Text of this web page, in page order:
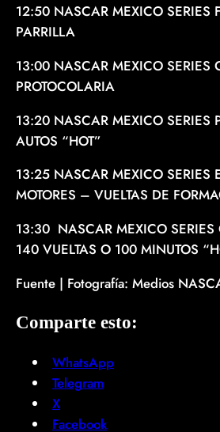
12:50 NASCAR MEXICO SERIES
PARRILLA
13:00 NASCAR MEXICO SERIES
PROTOCOLARIA
13:20 NASCAR MEXICO SERIES
AUTOS “HOT”
13:25 NASCAR MEXICO SERIES
MOTORES – VUELTAS DE
13:30 NASCAR MEXICO SERIES
140 VUELTAS O 100 MINUTOS
Fuente | Fotografía: Medios
Comparte esto:
WhatsApp
Telegram
X
Facebook